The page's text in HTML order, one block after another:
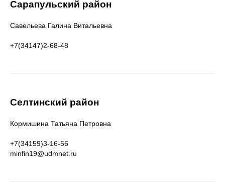
Сарапульский район
Савельева Галина Витальевна
+7(34147)2-68-48
Селтинский район
Кормишина Татьяна Петровна
+7(34159)3-16-56
minfin19@udmnet.ru